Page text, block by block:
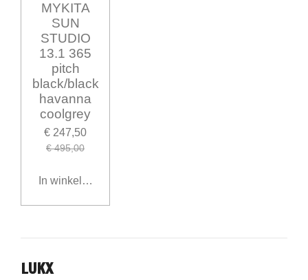
MYKITA
SUN
STUDIO
13.1 365
pitch
black/black
havanna
coolgrey
€ 247,50
€ 495,00
In winkelwagen
LUKX